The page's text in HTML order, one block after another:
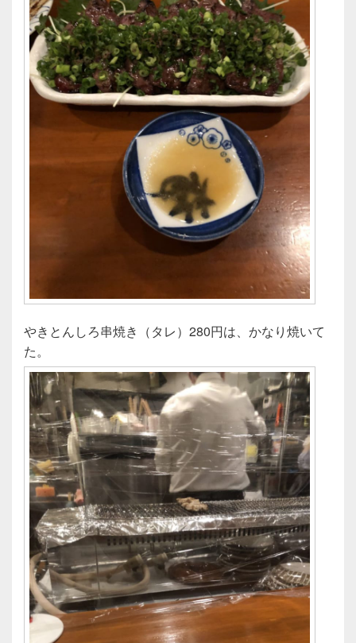
やきとんしろ串焼き（タレ）280円は、かなり焼いて
た。